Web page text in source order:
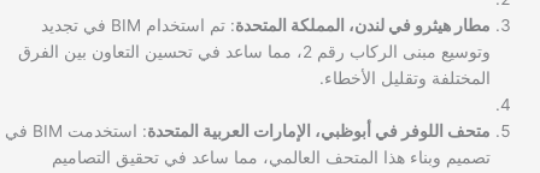
مطار هيثرو في لندن، المملكة المتحدة
: تم استخدام BIM في تجديد
وتوسيع مبنى الركاب رقم 2، مما ساعد في تحسين التعاون بين الفرق
المختلفة وتقليل الأخطاء.
متحف اللوفر في أبوظبي، الإمارات العربية المتحدة
: استخدمت BIM في
تصميم وبناء هذا المتحف العالمي، مما ساعد في تحقيق التصاميم